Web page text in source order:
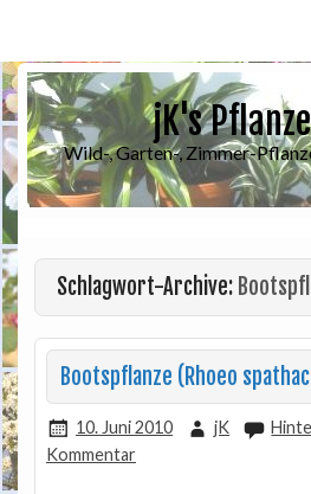
jK's
Wild-, Garten-, Zimmer-
Schlagwort-Archive:
Bootspflanze (Rhoeo
10. Juni 2010 jK
Kommentar